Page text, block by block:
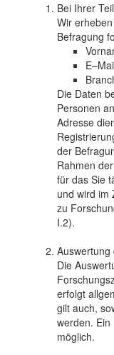
Bei Ihrer
Wir
Befragung
Die Daten
Personen
Adresse
der
Rahmen
für das Sie
und wird im
zu
I.2).
Die
erfolgt
gilt auch,
werden.
möglich.